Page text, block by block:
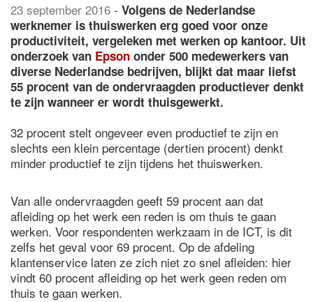
23 september 2016 - Volgens de Nederlandse
werknemer is thuiswerken erg goed voor onze
productiviteit, vergeleken met werken op kantoor. Uit
onderzoek van Epson onder 500 medewerkers van
diverse Nederlandse bedrijven, blijkt dat maar liefst
55 procent van de ondervraagden productiever denkt
te zijn wanneer er wordt thuisgewerkt.
32 procent stelt ongeveer even productief te zijn en
slechts een klein percentage (dertien procent) denkt
minder productief te zijn tijdens het thuiswerken.
Van alle ondervraagden geeft 59 procent aan dat
afleiding op het werk een reden is om thuis te gaan
werken. Voor respondenten werkzaam in de ICT, is dit
zelfs het geval voor 69 procent. Op de afdeling
klantenservice laten ze zich niet zo snel afleiden: hier
vindt 60 procent afleiding op het werk geen reden om
thuis te gaan werken.